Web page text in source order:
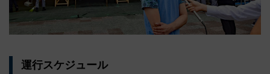
運行スケジュール